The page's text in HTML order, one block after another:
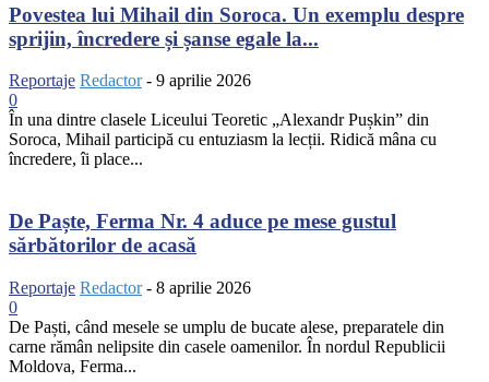
Povestea lui Mihail din Soroca. Un exemplu despre
sprijin, încredere și șanse egale la...
Reportaje Redactor - 9 aprilie 2026
0
În una dintre clasele Liceului Teoretic „Alexandr Pușkin” din
Soroca, Mihail participă cu entuziasm la lecții. Ridică mâna cu
încredere, îi place...
De Paște, Ferma Nr. 4 aduce pe mese gustul
sărbătorilor de acasă
Reportaje Redactor - 8 aprilie 2026
0
De Paști, când mesele se umplu de bucate alese, preparatele din
carne rămân nelipsite din casele oamenilor. În nordul Republicii
Moldova, Ferma...